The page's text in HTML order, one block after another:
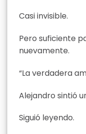
Casi invisible.
Pero suficiente
nuevamente.
“La verdadera
Alejandro sintió
Siguió leyendo.